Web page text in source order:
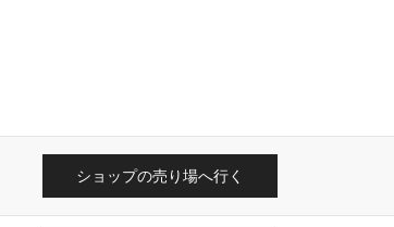
ショップの売り場へ行く